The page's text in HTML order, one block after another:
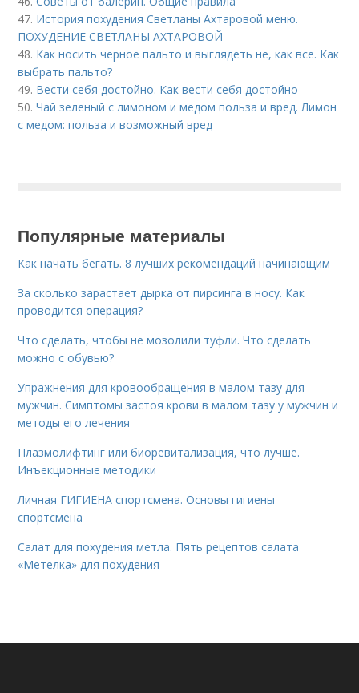
47. История похудения Светланы Ахтаровой меню.
ПОХУДЕНИЕ СВЕТЛАНЫ АХТАРОВОЙ
48. Как носить черное пальто и выглядеть не, как все. Как
выбрать пальто?
49. Вести себя достойно. Как вести себя достойно
50.Чай зеленый с лимоном и медом польза и вред. Лимон
с медом: польза и возможный вред
Популярные материалы
Как начать бегать. 8 лучших рекомендаций начинающим
За сколько зарастает дырка от пирсинга в носу. Как
проводится операция?
Что сделать, чтобы не мозолили туфли. Что сделать
можно с обувью?
Упражнения для кровообращения в малом тазу для
мужчин. Симптомы застоя крови в малом тазу у мужчин и
методы его лечения
Плазмолифтинг или биоревитализация, что лучше.
Инъекционные методики
Личная ГИГИЕНА спортсмена. Основы гигиены
спортсмена
Салат для похудения метла. Пять рецептов салата
«Метелка» для похудения